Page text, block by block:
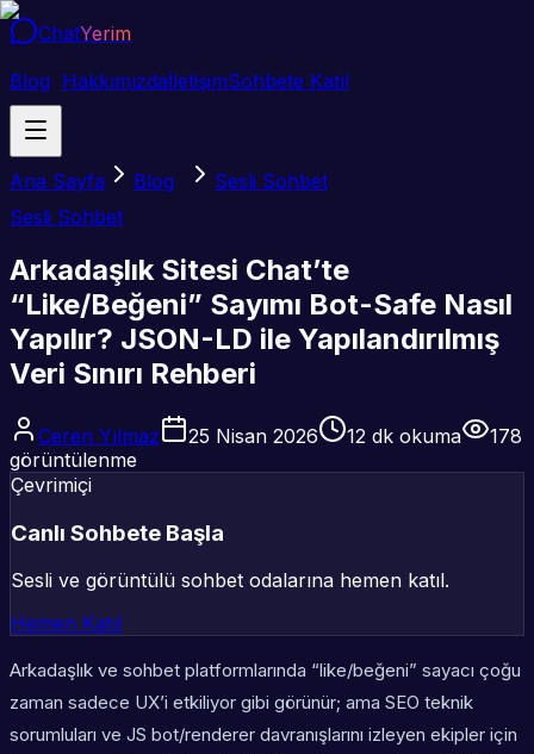
ChatYerim
Blog HakkımızdaİletişimSohbete Katıl
Ana Sayfa Blog
Sesli Sohbet
Sesli Sohbet
Arkadaşlık Sitesi Chat’te
“Like/Beğeni” Sayımı Bot-Safe Nasıl
Yapılır? JSON-LD ile Yapılandırılmış
Veri Sınırı Rehberi
Ceren Yılmaz 25 Nisan 2026 12 dk okuma
178
görüntülenme
Çevrimiçi
Canlı Sohbete Başla
Sesli ve görüntülü sohbet odalarına hemen katıl.
Hemen Katıl
Arkadaşlık ve sohbet platformlarında “like/beğeni” sayacı çoğu
zaman sadece UX’i etkiliyor gibi görünür; ama SEO teknik
sorumluları ve JS bot/renderer davranışlarını izleyen ekipler için